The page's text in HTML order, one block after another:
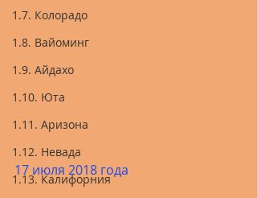
1.7. Колорадо
1.8. Вайоминг
1.9. Айдахо
1.10. Юта
1.11. Аризона
1.12. Невада
1.13. Калифорния
17 июля 2018 года